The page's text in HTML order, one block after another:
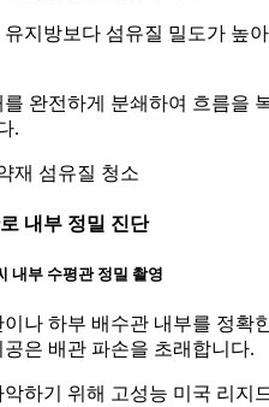
지방보다 섬유질 밀도가 높아
완전하게 분쇄하여 흐름을
.
재 섬유질 청소
내부 정밀 진단
내부 수평관 정밀 촬영
나 하부 배수관 내부를 정확
은 배관 파손을 초래합니다.
하기 위해 고성능 미국 리지